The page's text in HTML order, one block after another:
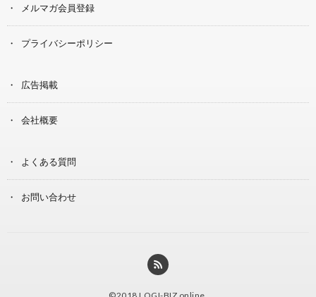
メルマガ会員登録
プライバシーポリシー
広告掲載
会社概要
よくある質問
お問い合わせ